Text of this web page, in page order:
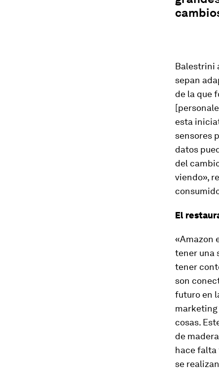
Balestrini
sepan
de la que
esta
sensores
datos
del
viendo»,
El
«Amazon
tener una
tener
son
futuro en
marketing
cosas.
de
hace falta
se